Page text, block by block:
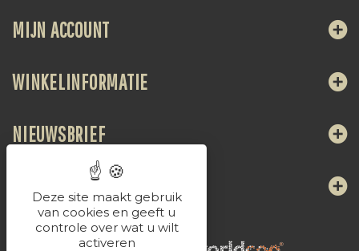
MIJN ACCOUNT
WINKELINFORMATIE
NIEUWSBRIEF
VOLG ONS
Deze site maakt gebruik
van cookies en geeft u
controle over wat u wilt
activeren